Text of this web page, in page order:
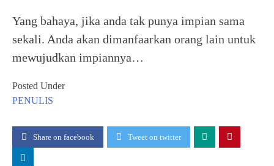
Yang bahaya, jika anda tak punya impian sama
sekali. Anda akan dimanfaarkan orang lain untuk
mewujudkan impiannya…
Posted Under
PENULIS
Share on facebook Tweet on twitter